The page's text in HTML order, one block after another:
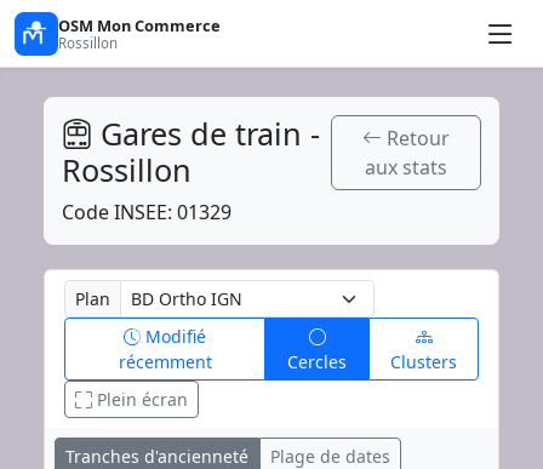
OSM Mon Commerce
Rossillon
Gares de train -
Rossillon
Code INSEE: 01329
Retour
aux stats
Plan
Modifié
récemment
Cercles
Clusters
Plein écran
Tranches d'ancienneté
Plage de dates